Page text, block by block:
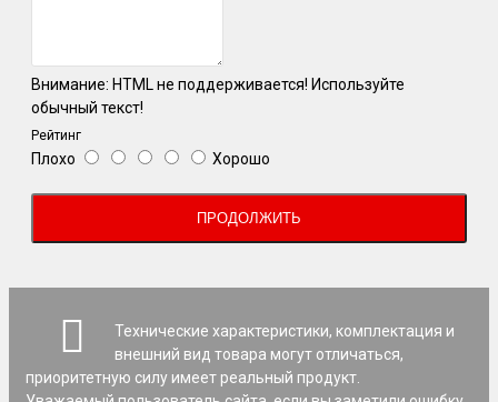
Внимание: HTML не поддерживается! Используйте
обычный текст!
Рейтинг
Плохо Хорошо
ПРОДОЛЖИТЬ
Технические характеристики, комплектация и
внешний вид товара могут отличаться,
приоритетную силу имеет реальный продукт.